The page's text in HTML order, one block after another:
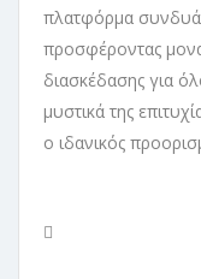
πλατφόρμα
προσφέροντας
διασκέδασης για
μυστικά της
ο ιδανικός